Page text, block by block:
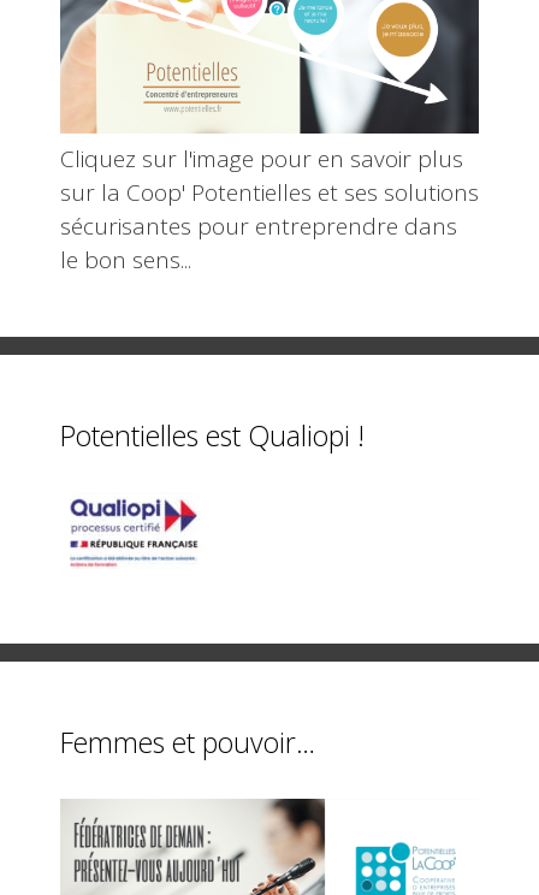
Cliquez sur l'image pour en savoir plus
sur la Coop' Potentielles et ses solutions
sécurisantes pour entreprendre dans
le bon sens...
Potentielles est Qualiopi !
Femmes et pouvoir…